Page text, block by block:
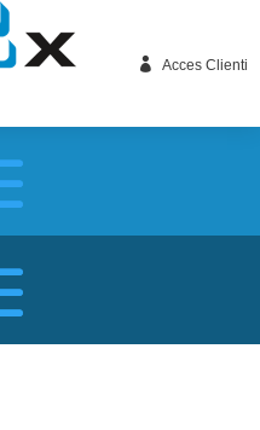
 Acces Clienti